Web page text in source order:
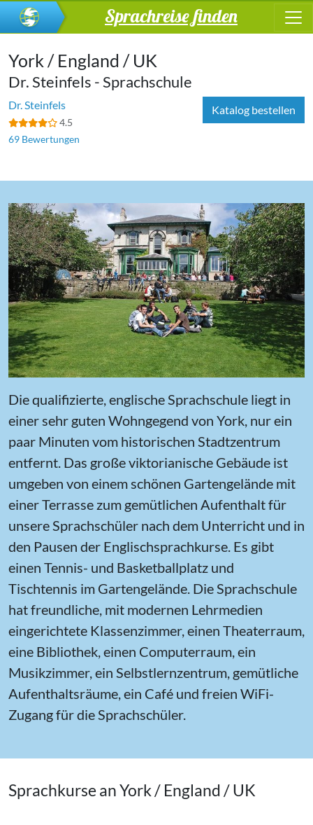
Sprachreise finden
York / England / UK
Dr. Steinfels - Sprachschule
Dr. Steinfels
4.5
69 Bewertungen
Katalog bestellen
Die qualifizierte, englische Sprachschule liegt in
einer sehr guten Wohngegend von York, nur ein
paar Minuten vom historischen Stadtzentrum
entfernt. Das große viktorianische Gebäude ist
umgeben von einem schönen Gartengelände mit
einer Terrasse zum gemütlichen Aufenthalt für
unsere Sprachschüler nach dem Unterricht und in
den Pausen der Englischsprachkurse. Es gibt
einen Tennis- und Basketballplatz und
Tischtennis im Gartengelände. Die Sprachschule
hat freundliche, mit modernen Lehrmedien
eingerichtete Klassenzimmer, einen Theaterraum,
eine Bibliothek, einen Computerraum, ein
Musikzimmer, ein Selbstlernzentrum, gemütliche
Aufenthaltsräume, ein Café und freien WiFi-
Zugang für die Sprachschüler.
Sprachkurse an York / England / UK